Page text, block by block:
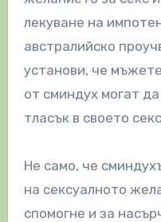
лекуване на
австралийско
установи, че
от сминдух могат
тласък в своето
Не само, че
на сексуалното
спомогне и за